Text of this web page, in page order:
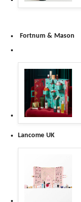
Fortnum & Mason
Lancome UK